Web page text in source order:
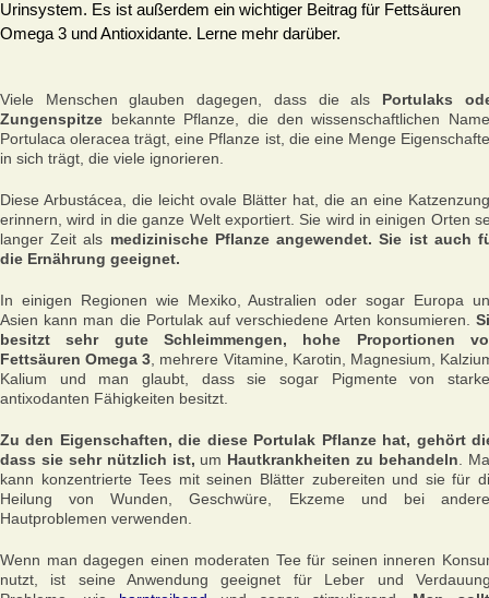
Urinsystem. Es ist außerdem ein wichtiger Beitrag für Fettsäuren
Omega 3 und Antioxidante. Lerne mehr darüber.
Viele Menschen glauben dagegen, dass die als Portulaks
Zungenspitze bekannte Pflanze, die den wissenschaftlichen
Portulaca oleracea trägt, eine Pflanze ist, die eine Menge
in sich trägt, die viele ignorieren.
Diese Arbustácea, die leicht ovale Blätter hat, die an eine
erinnern, wird in die ganze Welt exportiert. Sie wird in einigen Orten
langer Zeit als medizinische Pflanze angewendet. Sie ist auch
die Ernährung geeignet.
In einigen Regionen wie Mexiko, Australien oder sogar Europa
Asien kann man die Portulak auf verschiedene Arten konsumieren.
besitzt sehr gute Schleimmengen, hohe Proportionen
Fettsäuren Omega 3 , mehrere Vitamine, Karotin, Magnesium,
Kalium und man glaubt, dass sie sogar Pigmente von
antixodanten Fähigkeiten besitzt.
Zu den Eigenschaften, die diese Portulak Pflanze hat, gehört
dass sie sehr nützlich ist, um Hautkrankheiten zu behandeln .
kann konzentrierte Tees mit seinen Blätter zubereiten und sie für
Heilung von Wunden, Geschwüre, Ekzeme und bei
Hautproblemen verwenden.
Wenn man dagegen einen moderaten Tee für seinen inneren
nutzt, ist seine Anwendung geeignet für Leber und